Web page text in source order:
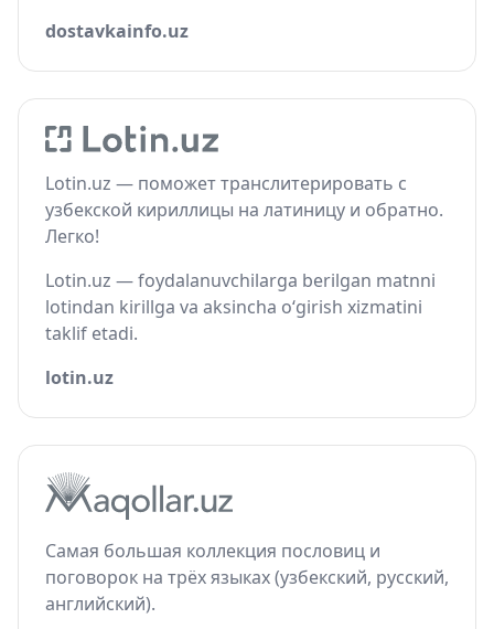
dostavkainfo.uz
Lotin.uz — поможет транслитерировать с
узбекской кириллицы на латиницу и обратно.
Легко!
Lotin.uz — foydalanuvchilarga berilgan matnni
lotindan kirillga va aksincha o‘girish xizmatini
taklif etadi.
lotin.uz
Самая большая коллекция пословиц и
поговорок на трёх языках (узбекский, русский,
английский).